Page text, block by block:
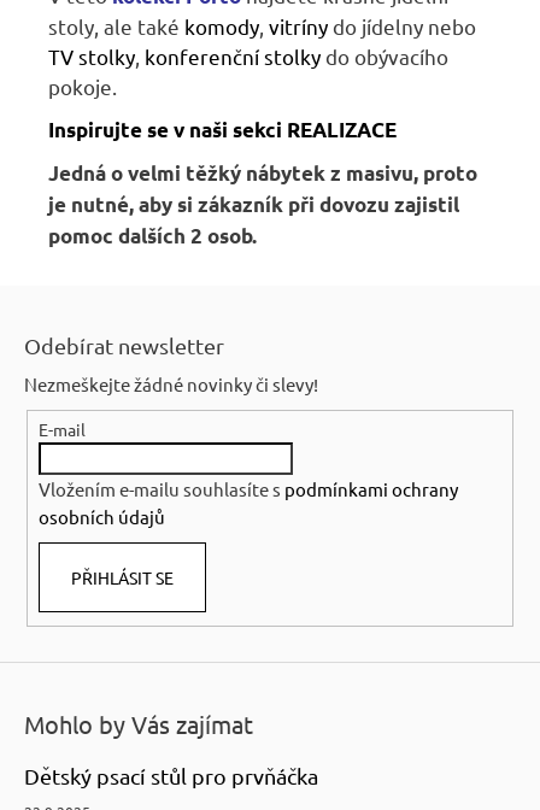
stoly, ale také komody, vitrínydo jídelny nebo
TV stolky, konferenční stolkydo obývacího
pokoje.
Inspirujte se v naši sekci REALIZACE
Jedná o velmi těžký nábytek z masivu, proto
je nutné, aby si zákazník při dovozu zajistil
pomoc dalších 2 osob.
Odebírat newsletter
Nezmeškejte žádné novinky či slevy!
E-mail
Vložením e-mailu souhlasíte s podmínkami ochrany
osobních údajů
PŘIHLÁSIT SE
Mohlo by Vás zajímat
Dětský psací stůl pro prvňáčka